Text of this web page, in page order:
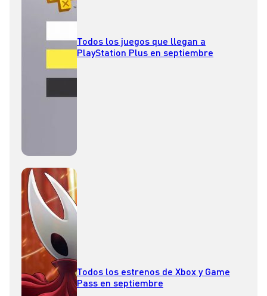
Todos los juegos que llegan a
PlayStation Plus en septiembre
Todos los estrenos de Xbox y Game
Pass en septiembre